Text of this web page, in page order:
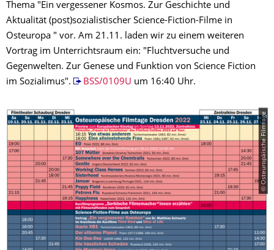
Thema "Ein vergessener Kosmos. Zur Geschichte und
Aktualität (post)sozialistischer Science-Fiction-Filme in
Osteuropa " vor. Am 21.11. laden wir zu einem weiteren
Vortrag im Unterrichtsraum ein: "Fluchtversuche und
Gegenwelten. Zur Genese und Funktion von Science Fiction
im Sozialimus".
BSS/0109U um 16:40 Uhr.
© Osteuropäische Filmtage